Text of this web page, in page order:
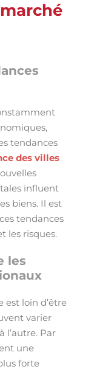
tendances
des villes
influent
biens. Il est
tendances
les risques.
les
est loin d’être
varier
l’autre. Par
une
forte